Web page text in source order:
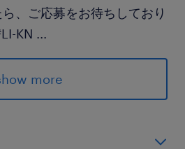
、ご応募をお待ちしており
KN ...
リティカルなシステムの
more